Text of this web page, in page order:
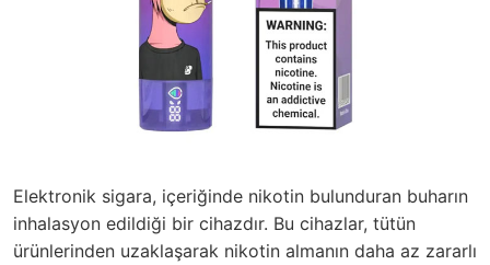
Elektronik sigara, içeriğinde nikotin bulunduran buharın
inhalasyon edildiği bir cihazdır. Bu cihazlar, tütün
ürünlerinden uzaklaşarak nikotin almanın daha az zararlı